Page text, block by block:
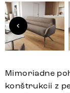
Mimoriadne
konštrukcii z